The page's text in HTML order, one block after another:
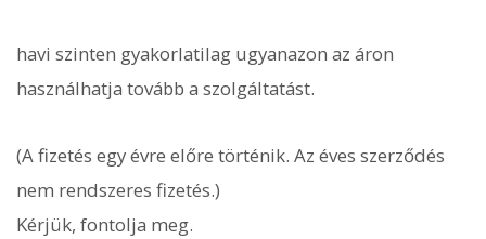
havi szinten gyakorlatilag ugyanazon az áron
használhatja tovább a szolgáltatást.
(A fizetés egy évre előre történik. Az éves szerződés
nem rendszeres fizetés.)
Kérjük, fontolja meg.